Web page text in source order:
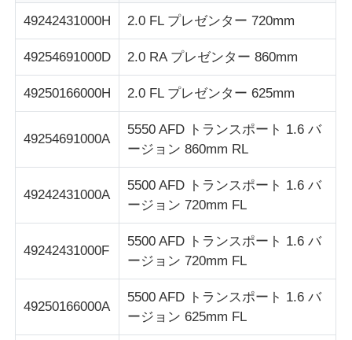
ダイボルド ATM部品
NCR ATM 部品
Wincor ATM 部品
ハヨサンATM部品
フジツーATM部品
49242431000H 2.0 FL プレゼンター 720mm
49254691000D 2.0 RA プレゼンター 860mm
49250166000H 2.0 FL プレゼンター 625mm
49254691000A
5550 AFD トランスポート 1.6 バ
ージョン 860mm RL
49242431000A
5500 AFD トランスポート 1.6 バ
ージョン 720mm FL
49242431000F
5500 AFD トランスポート 1.6 バ
ージョン 720mm FL
49250166000A
5500 AFD トランスポート 1.6 バ
ージョン 625mm FL